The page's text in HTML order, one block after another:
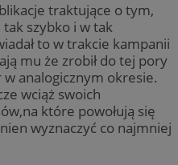
traktujące o tym,
szybko i w tak
to w trakcie kampanii
mu że zrobił do tej pory
analogicznym okresie.
wciąż swoich
które powołują się
wyznaczyć co najmniej